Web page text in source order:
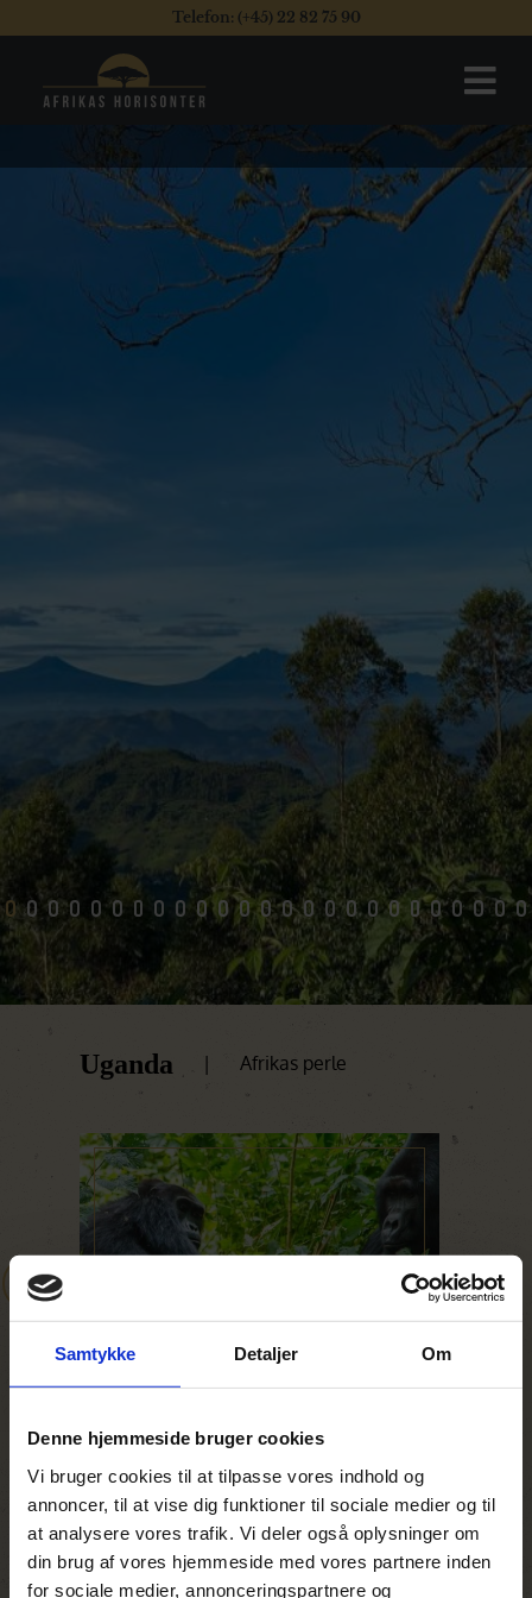
Samtykke Detaljer Om
Denne hjemmeside bruger cookies
Vi bruger cookies til at tilpasse vores indhold og
annoncer, til at vise dig funktioner til sociale medier og til
at analysere vores trafik. Vi deler også oplysninger om
din brug af vores hjemmeside med vores partnere inden
for sociale medier, annonceringspartnere og
Telefon: (+45) 22 82 75 90
Hvad kan I opleve i Uganda?
Uganda er UNIK!!
Ingen af vores øvrige safarilande kan tilbyde det, som
Her er vildt frodigt.
Der er blide bjerggorillaer og mange andre fascinerende
Uganda | Afrikas perle
Oplev en af verdens mest unikke
dyreoplevelser. Bjerggorillaer er enorme
muskelbundter……..
Læs mere
i alle
Læs